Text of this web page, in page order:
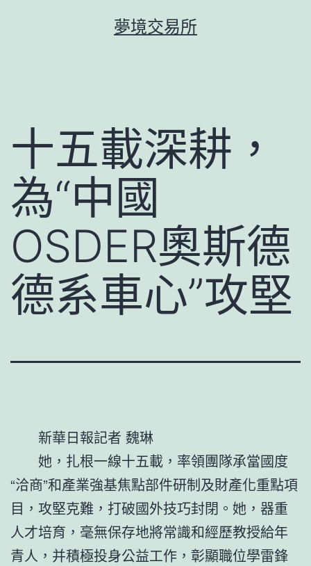
夢境交易所
十五載深耕，
為“中國
OSDER奧斯德
德系車心”攻堅
新華日報記者 魏琳
她，扎根一線十五載，率領團隊承當國度
“洽商”和產業強基焦點部件研制及財產化重點項
目，攻堅克難，打破國外技巧封閉。她，器重
人才培育，毫無保存地將常識和經歷教授給年
青人，并積極投身公益工作，彰顯職位學雷鋒